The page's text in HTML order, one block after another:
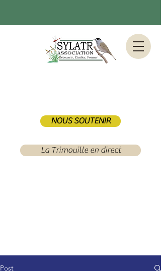
NOUS SOUTENIR
La Trimouille en direct
Post